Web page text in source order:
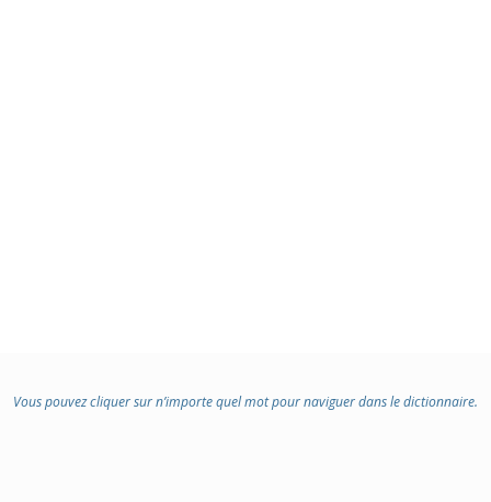
Vous pouvez cliquer sur n’importe quel mot pour naviguer dans le dictionnaire.